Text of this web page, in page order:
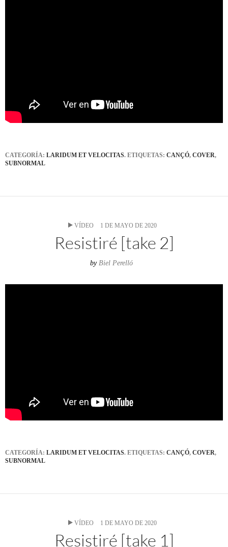
CATEGORÍA: LARIDUM ET VELOCITAS. ETIQUETAS: CANÇÓ, COVER,
SUBNORMAL
VÍDEO 1 DE MAYO DE 2020
Resistiré [take 2]
by Biel Perelló
CATEGORÍA: LARIDUM ET VELOCITAS. ETIQUETAS: CANÇÓ, COVER,
SUBNORMAL
VÍDEO 1 DE MAYO DE 2020
Resistiré [take 1]